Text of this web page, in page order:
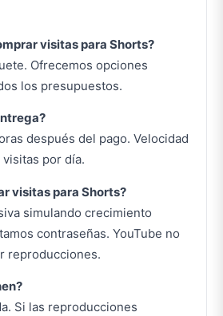
visitas para Shorts?
Ofrecemos opciones
los presupuestos.
después del pago. Velocidad
visitas por día.
visitas para Shorts?
simulando crecimiento
contraseñas. YouTube no
reproducciones.
Si las reproducciones